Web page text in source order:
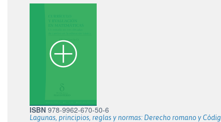
ISBN 978-9962-670-50-6
Lagunas, principios, reglas y normas: Derecho romano y